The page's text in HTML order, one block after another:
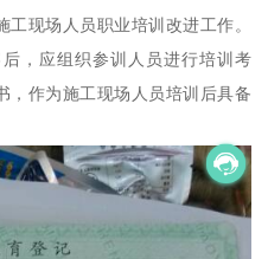
现场人员职业培训改进工作。
，应组织参训人员进行培训考
，作为施工现场人员培训后具备